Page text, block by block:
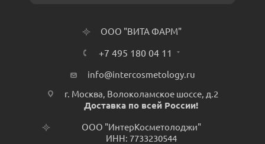
ООО "ВИТА ФАРМ"
+7 495 180 04 11
info@intercosmetology.ru
г. Москва, Волоколамское шоссе, д.2
Доставка по всей России!
ООО "ИнтерКосметолоджи"
ИНН: 7733230544